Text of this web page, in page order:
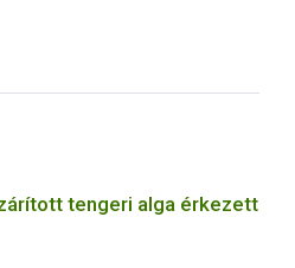
tengeri alga érkezett